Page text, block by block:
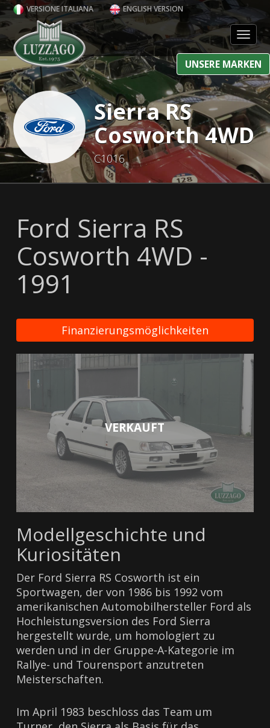
VERSIONE ITALIANA ENGLISH VERSION
UNSERE MARKEN
Sierra RS
Cosworth 4WD
C1016
Ford Sierra RS
Cosworth 4WD -
1991
Finanzierungsmöglichkeiten
VERKAUFT
Modellgeschichte und
Kuriositäten
Der Ford Sierra RS Cosworth ist ein
Sportwagen, der von 1986 bis 1992 vom
amerikanischen Automobilhersteller Ford als
Hochleistungsversion des Ford Sierra
hergestellt wurde, um homologiert zu
werden und in der Gruppe-A-Kategorie im
Rallye- und Tourensport anzutreten
Meisterschaften.
Im April 1983 beschloss das Team um